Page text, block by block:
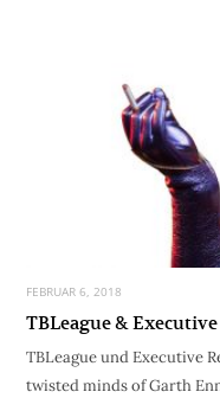
FEBRUAR 6, 2018
TBLeague &
TBLeague und Executive
twisted minds of Garth